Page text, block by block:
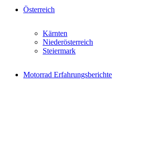
Österreich
Kärnten
Niederösterreich
Steiermark
Motorrad Erfahrungsberichte